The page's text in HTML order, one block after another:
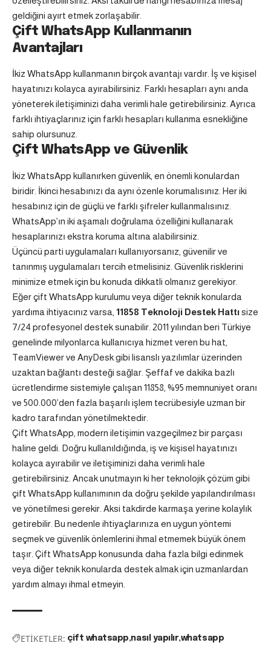
geldiğini ayırt etmek zorlaşabilir.
Çift WhatsApp Kullanmanın
Avantajları
İkiz WhatsApp kullanmanın birçok avantajı vardır. İş ve kişisel
hayatınızı kolayca ayırabilirsiniz. Farklı hesapları aynı anda
yöneterek iletişiminizi daha verimli hale getirebilirsiniz. Ayrıca
farklı ihtiyaçlarınız için farklı hesapları kullanma esnekliğine
sahip olursunuz.
Çift WhatsApp ve Güvenlik
İkiz WhatsApp kullanırken güvenlik, en önemli konulardan
biridir. İkinci hesabınızı da aynı özenle korumalısınız. Her iki
hesabınız için de güçlü ve farklı şifreler kullanmalısınız.
WhatsApp’ın iki aşamalı doğrulama özelliğini kullanarak
hesaplarınızı ekstra koruma altına alabilirsiniz.
Üçüncü parti uygulamaları kullanıyorsanız, güvenilir ve
tanınmış uygulamaları tercih etmelisiniz. Güvenlik risklerini
minimize etmek için bu konuda dikkatli olmanız gerekiyor.
Eğer çift WhatsApp kurulumu veya diğer teknik konularda
yardıma ihtiyacınız varsa, 11858 Teknoloji Destek Hattısize
7/24 profesyonel destek sunabilir. 2011 yılından beri Türkiye
genelinde milyonlarca kullanıcıya hizmet veren bu hat,
TeamViewer ve AnyDesk gibi lisanslı yazılımlar üzerinden
uzaktan bağlantı desteği sağlar. Şeffaf ve dakika bazlı
ücretlendirme sistemiyle çalışan 11858, %95 memnuniyet oranı
ve 500.000’den fazla başarılı işlem tecrübesiyle uzman bir
kadro tarafından yönetilmektedir.
Çift WhatsApp, modern iletişimin vazgeçilmez bir parçası
haline geldi. Doğru kullanıldığında, iş ve kişisel hayatınızı
kolayca ayırabilir ve iletişiminizi daha verimli hale
getirebilirsiniz. Ancak unutmayın ki her teknolojik çözüm gibi
çift WhatsApp kullanımının da doğru şekilde yapılandırılması
ve yönetilmesi gerekir. Aksi takdirde karmaşa yerine kolaylık
getirebilir. Bu nedenle ihtiyaçlarınıza en uygun yöntemi
seçmek ve güvenlik önlemlerini ihmal etmemek büyük önem
taşır. Çift WhatsApp konusunda daha fazla bilgi edinmek
veya diğer teknik konularda destek almak için uzmanlardan
yardım almayı ihmal etmeyin.
ETİKETLER: çift whatsapp nasıl yapılır whatsapp